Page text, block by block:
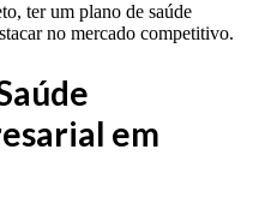
ter um plano de saúde
no mercado competitivo.
em